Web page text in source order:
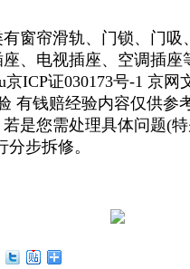
帘滑轨、门锁、门吸
、电视插座、空调插座
京ICP证030173号-1 京网
有钱赔经验内容仅供参
是您需处理具体问题(
步拆修。